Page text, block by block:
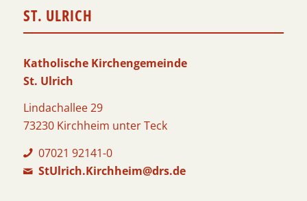
ST. ULRICH
Katholische Kirchengemeinde
St. Ulrich
Lindachallee 29
73230 Kirchheim unter Teck
07021 92141-0
StUlrich.Kirchheim@drs.de